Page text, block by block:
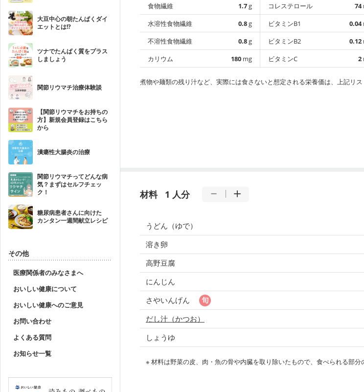
大豆中心の朝たんぱくダイ
エットとは!?
ツナでたんぱく質をプラス
しましょう
関節リウマチ治療体験談
【関節リウマチをお持ちの
方】新規会員登録はこちら
から
潰瘍性大腸炎の治療
関節リウマチってどんな病
気？まずはセルフチェッ
ク！
糖尿病患者さんに向けた
カンタン一週間献立レシピ
その他
医療関係者のみなさまへ
おいしい健康について
おいしい健康へのご意見
お問い合わせ
よくある質問
お知らせ一覧
食物繊維
1.7g
水溶性食物繊維
0.8g
不溶性食物繊維
0.8g
カリウム
180 mg
コレステロール
74
ビタミンB1
0.04
ビタミンB2
0.12
ビタミンC
2
煮物や麺類の残り汁など、実際には食さないと想定される栄養価は、上記リス
材料 1 人分
うどん（ゆで）
溶き卵
高野豆腐
にんじん
さやいんげん
だし汁（かつお）
しょうゆ
※ 材料は野菜の皮、肉・魚の骨や内臓を取り除いたもので、食べられる部分